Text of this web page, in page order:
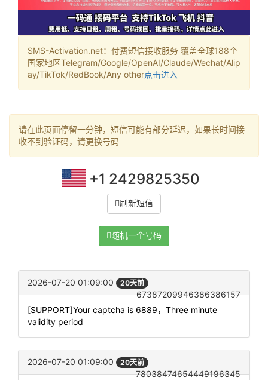
SMS-Activation.net：付费短信接收服务 覆盖全球188个
国家地区Telegram/Google/OpenAI/Claude/Wechat/Alip
ay/TikTok/RedBook/Any other点击进入
请在此页面停留一分钟，短信可能有部分延迟，如果长时间接
收不到验证码，请更换号码
+1 2429825350
刷新短信
随机一个号码
2026-07-20 01:09:00 20天前
67387209946386386157
[SUPPORT]Your captcha is 6889，Three minute
validity period
2026-07-20 01:09:00 20天前
78038474654449196345